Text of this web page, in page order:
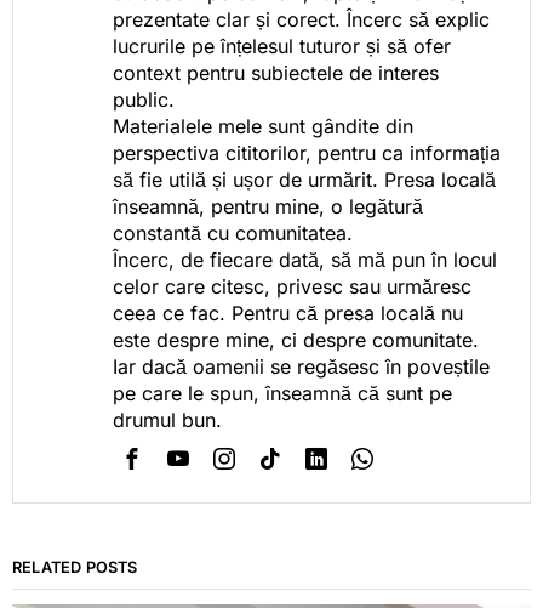
prezentate clar și corect. Încerc să explic
lucrurile pe înțelesul tuturor și să ofer
context pentru subiectele de interes
public.
Materialele mele sunt gândite din
perspectiva cititorilor, pentru ca informația
să fie utilă și ușor de urmărit. Presa locală
înseamnă, pentru mine, o legătură
constantă cu comunitatea.
Încerc, de fiecare dată, să mă pun în locul
celor care citesc, privesc sau urmăresc
ceea ce fac. Pentru că presa locală nu
este despre mine, ci despre comunitate.
Iar dacă oamenii se regăsesc în poveștile
pe care le spun, înseamnă că sunt pe
drumul bun.
RELATED POSTS